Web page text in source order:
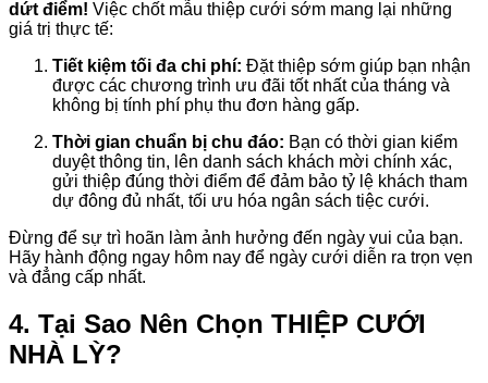
dứt điểm! Việc chốt mẫu thiệp cưới sớm mang lại những
giá trị thực tế:
Tiết kiệm tối đa chi phí: Đặt thiệp sớm giúp bạn nhận
được các chương trình ưu đãi tốt nhất của tháng và
không bị tính phí phụ thu đơn hàng gấp.
Thời gian chuẩn bị chu đáo: Bạn có thời gian kiểm
duyệt thông tin, lên danh sách khách mời chính xác,
gửi thiệp đúng thời điểm để đảm bảo tỷ lệ khách tham
dự đông đủ nhất, tối ưu hóa ngân sách tiệc cưới.
Đừng để sự trì hoãn làm ảnh hưởng đến ngày vui của bạn.
Hãy hành động ngay hôm nay để ngày cưới diễn ra trọn vẹn
và đẳng cấp nhất.
4. Tại Sao Nên Chọn THIỆP CƯỚI
NHÀ LỲ?